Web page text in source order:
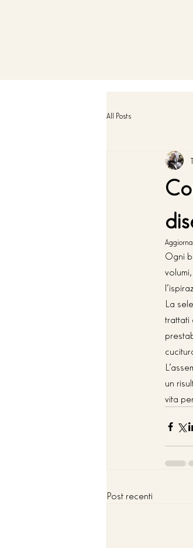
All Posts
Ogni
La
trattati
un
vita
Post recenti